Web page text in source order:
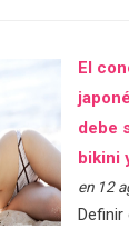
El
debe
bikini
en 12